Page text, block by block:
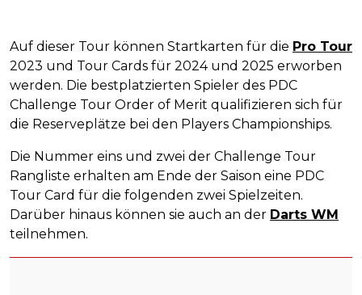
Auf dieser Tour können Startkarten für die Pro Tour
2023 und Tour Cards für 2024 und 2025 erworben
werden. Die bestplatzierten Spieler des PDC
Challenge Tour Order of Merit qualifizieren sich für
die Reserveplätze bei den Players Championships.
Die Nummer eins und zwei der Challenge Tour
Rangliste erhalten am Ende der Saison eine PDC
Tour Card für die folgenden zwei Spielzeiten.
Darüber hinaus können sie auch an der Darts WM
teilnehmen.